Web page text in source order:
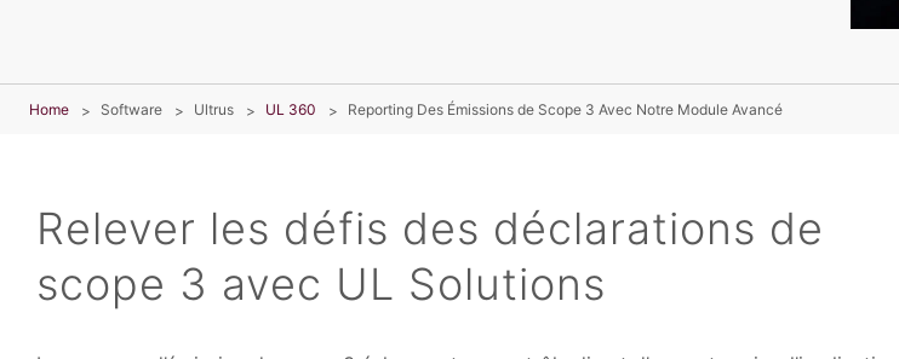
Home Software Ultrus UL 360 Reporting Des Émissions de Scope 3 Avec Notre Module Avancé
Relever les défis des déclarations de
scope 3 avec UL Solutions